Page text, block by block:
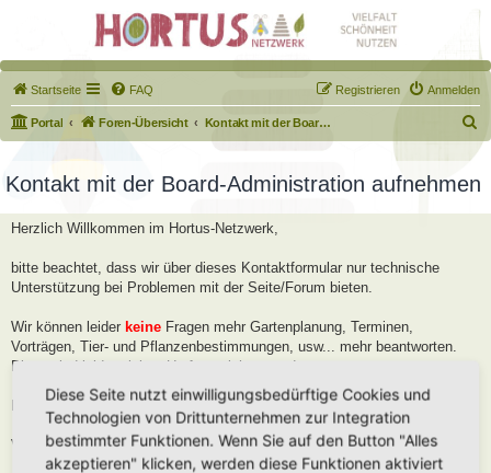
Startseite FAQ Anmelden
Registrieren
Portal Foren-Übersicht Kontakt mit der Board-Administration aufnehmen
u
Kontakt mit der Board-Administration aufnehmen
Herzlich Willkommen im Hortus-Netzwerk,
bitte beachtet, dass wir über dieses Kontaktformular nur technische
Unterstützung bei Problemen mit der Seite/Forum bieten.
Wir können leider keine Fragen mehr Gartenplanung, Terminen,
Vorträgen, Tier- und Pflanzenbestimmungen, usw... mehr beantworten.
Diese sind leider viel zu Umfangreich geworden.
Bitte stellt diese Fragen im Forum, dort helfen wir Euch gerne weiter.
Viele Grüße
Diese Seite nutzt einwilligungsbedürftige Cookies und
Technologien von Drittunternehmen zur Integration
bestimmter Funktionen. Wenn Sie auf den Button "Alles
akzeptieren" klicken, werden diese Funktionen aktiviert